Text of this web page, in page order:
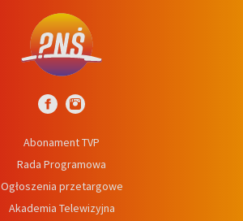
Abonament TVP
Rada Programowa
Ogłoszenia przetargowe
Akademia Telewizyjna